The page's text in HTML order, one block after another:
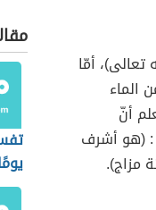
أمّا
الماء
أنّ
: (هو أشرف
مزاج).